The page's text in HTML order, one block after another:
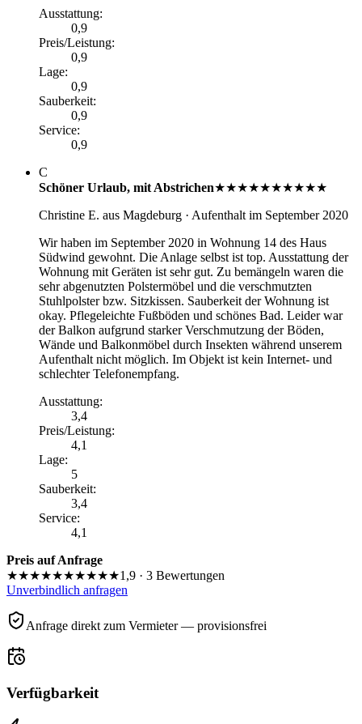
Ausstattung:
0,9
Preis/Leistung:
0,9
Lage:
0,9
Sauberkeit:
0,9
Service:
0,9
C
Schöner Urlaub, mit Abstrichen★★★★★★★★★★
Christine E. aus Magdeburg · Aufenthalt im September 2020
Wir haben im September 2020 in Wohnung 14 des Haus
Südwind gewohnt. Die Anlage selbst ist top. Ausstattung der
Wohnung mit Geräten ist sehr gut. Zu bemängeln waren die
sehr abgenutzten Polstermöbel und die verschmutzten
Stuhlpolster bzw. Sitzkissen. Sauberkeit der Wohnung ist
okay. Pflegeleichte Fußböden und schönes Bad. Leider war
der Balkon aufgrund starker Verschmutzung der Böden,
Wände und Balkonmöbel durch Insekten während unserem
Aufenthalt nicht möglich. Im Objekt ist kein Internet- und
schlechter Telefonempfang.
Ausstattung:
3,4
Preis/Leistung:
4,1
Lage:
5
Sauberkeit:
3,4
Service:
4,1
Preis auf Anfrage
★★★★★★★★★★1,9 · 3 Bewertungen
Unverbindlich anfragen
Anfrage direkt zum Vermieter — provisionsfrei
Verfügbarkeit